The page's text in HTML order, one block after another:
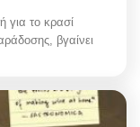
για το κρασί
βγαίνει